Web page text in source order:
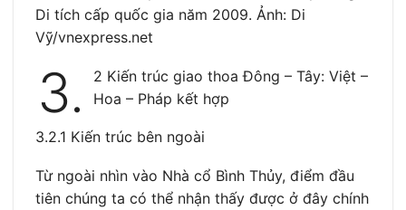
Di tích cấp quốc gia năm 2009. Ảnh: Di
Vỹ/vnexpress.net
3.
2 Kiến trúc giao thoa Đông – Tây: Việt –
Hoa – Pháp kết hợp
3.2.1 Kiến trúc bên ngoài
Từ ngoài nhìn vào Nhà cổ Bình Thủy, điểm đầu
tiên chúng ta có thể nhận thấy được ở đây chính